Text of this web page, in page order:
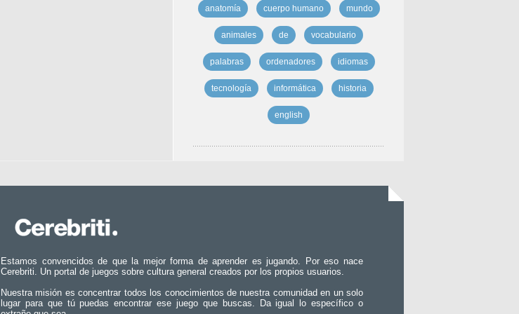
anatomía cuerpo humano mundo
animales de vocabulario
palabras ordenadores idiomas
tecnología informática historia
english
Estamos convencidos de que la mejor forma de aprender es jugando. Por eso nace
Cerebriti. Un portal de juegos sobre cultura general creados por los propios usuarios.
Nuestra misión es concentrar todos los conocimientos de nuestra comunidad en un solo
lugar para que tú puedas encontrar ese juego que buscas. Da igual lo específico o